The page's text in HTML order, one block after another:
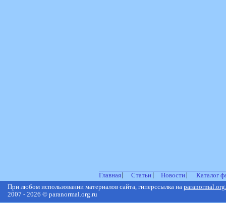
Главная Статьи Новости
Каталог
При любом использовании материалов сайта, гиперссылка на
2007 - 2026 © paranormal.org.ru